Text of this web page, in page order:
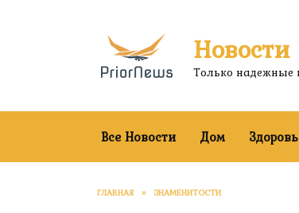
Только надежные
Все Новости Дом
ГЛАВНАЯ » ЗНАМЕНИТОСТИ